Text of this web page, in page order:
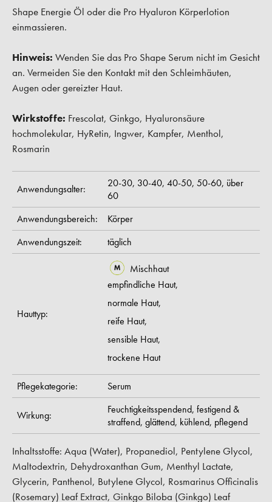
Shape Energie Öl oder die Pro Hyaluron Körperlotion
einmassieren.
Hinweis: Wenden Sie das Pro Shape Serum nicht im Gesicht
an. Vermeiden Sie den Kontakt mit den Schleimhäuten,
Augen oder gereizter Haut.
Wirkstoffe: Frescolat, Ginkgo, Hyaluronsäure
hochmolekular, HyRetin, Ingwer, Kampfer, Menthol,
Rosmarin
Anwendungsalter: 20-30, 30-40, 40-50, 50-60, über
60
Anwendungsbereich:
Körper
Anwendungszeit:
täglich
Hauttyp:
Mischhaut
empfindliche Haut,
normale Haut,
reife Haut,
sensible Haut,
trockene Haut
Pflegekategorie: Serum
Wirkung: Feuchtigkeitsspendend, festigend &
straffend, glättend, kühlend, pflegend
Inhaltsstoffe: Aqua (Water), Propanediol, Pentylene Glycol,
Maltodextrin, Dehydroxanthan Gum, Menthyl Lactate,
Glycerin, Panthenol, Butylene Glycol, Rosmarinus Officinalis
(Rosemary) Leaf Extract, Ginkgo Biloba (Ginkgo) Leaf